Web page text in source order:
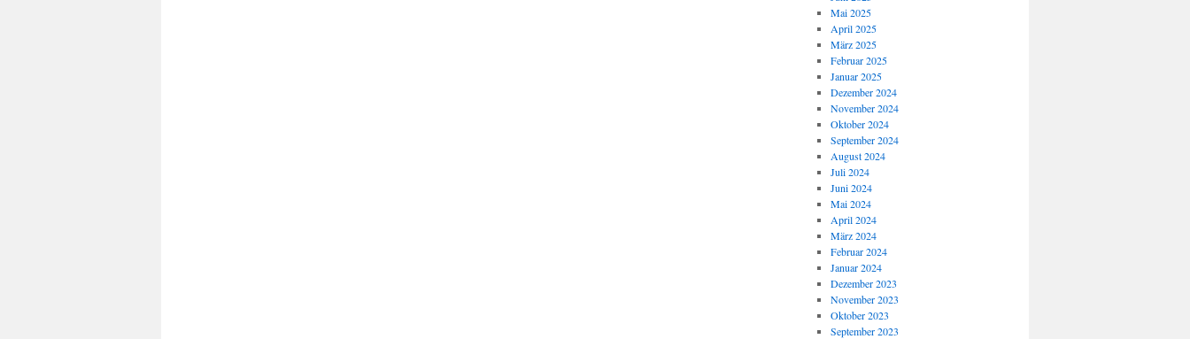
Mai 2025
April 2025
März 2025
Februar 2025
Januar 2025
Dezember 2024
November 2024
Oktober 2024
September 2024
August 2024
Juli 2024
Juni 2024
Mai 2024
April 2024
März 2024
Februar 2024
Januar 2024
Dezember 2023
November 2023
Oktober 2023
September 2023